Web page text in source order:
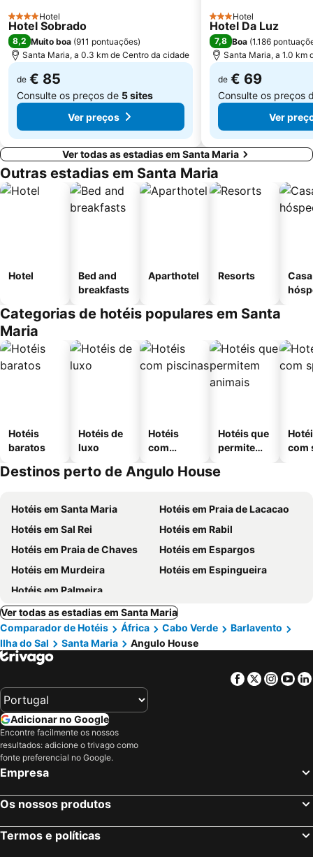
4 Estrelas
Hotel
Hotel Sobrado
8,2 Muito boa (911 pontuações)
Santa Maria, a 0.3 km de Centro da cidade
de € 85
Consulte os preços de 5 sites
Ver preços
3 Estrelas
Hotel
Hotel Da Luz
7,8 Boa (1.186
Santa Maria, a 1.0 km
de € 69
Consulte os preços
Ver
Ver todas as estadias em Santa Maria
Outras estadias em Santa Maria
Hotel
Bed and
breakfasts
Aparthotel Resorts
Categorias de hotéis populares em Santa
Maria
Hotéis
baratos
Hotéis de
luxo
Hotéis
com
Hotéis que
permitem
com
Destinos perto de Angulo House
Hotéis em Santa Maria
Hotéis em Praia de Lacacao
Hotéis em Sal Rei
Hotéis em Rabil
Hotéis em Praia de Chaves
Hotéis em Espargos
Hotéis em Murdeira
Hotéis em Espingueira
Hotéis em Palmeira
Ver todas as estadias em Santa Maria
Comparador de Hotéis
África Cabo Verde
Barlavento
Ilha do Sal
Santa Maria Angulo House
Facebook
Twitter
Adicionar no Google
Encontre facilmente os nossos
resultados: adicione o trivago como
fonte preferencial no Google.
Empresa
Os nossos produtos
Termos e políticas